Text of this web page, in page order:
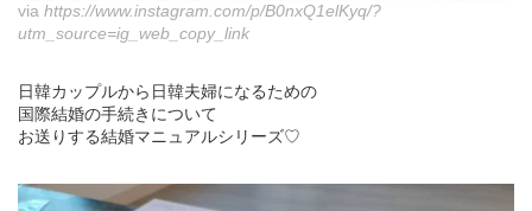
via https://www.instagram.com/p/B0nxQ1elKyq/?
utm_source=ig_web_copy_link
日韓カップルから日韓夫婦になるための
国際結婚の手続きについて
お送りする結婚マニュアルシリーズ♡